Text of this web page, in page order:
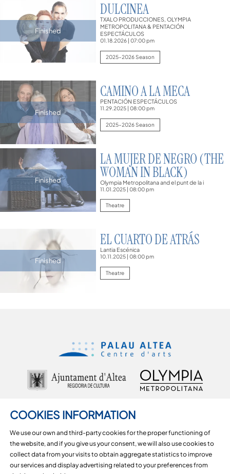
Finished
DULCINEA
TXALO PRODUCCIONES, OLYMPIA
METROPOLITANA & PENTACIÓN
ESPECTÁCULOS
01.18.2026| 07:00 pm
2025–2026 Season
Finished
CAMINO A LA MECA
PENTACIÓN ESPECTÁCULOS
11.29.2025| 08:00 pm
2025–2026 Season
Finished
LA MUJER DE NEGRO (THE
WOMAN IN BLACK)
Olympia Metropolitana and el punt de la i
11.01.2025| 08:00 pm
Theatre
Finished
EL CUARTO DE ATRÁS
Lantia Escénica
10.11.2025| 08:00 pm
Theatre
Carrer d'Alcoi, 18, 03590 Altea, Alicante
965 36 29 51
COOKIES INFORMATION
We use our own and third-party cookies for the proper functioning of
the website, and if you give us your consent, we will also use cookies to
collect data from your visits to obtain aggregate statistics to improve
our services and display advertising related to your preferences from